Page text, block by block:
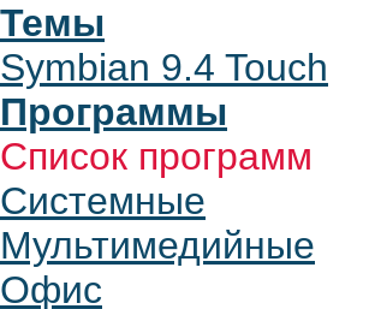
Темы
Symbian 9.4 Touch
Программы
Список программ
Системные
Мультимедийные
Офис